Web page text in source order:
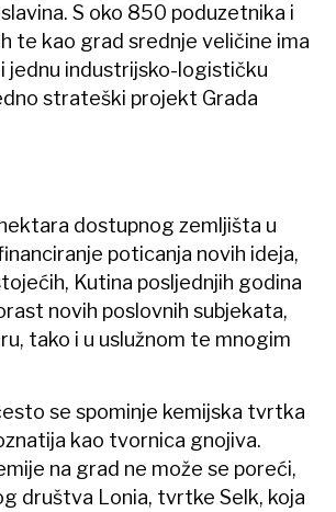
S oko 850 poduzetnika i
te kao grad srednje veličine ima
jednu industrijsko-logističku
strateški projekt Grada
dostupnog zemljišta u
poticanja novih ideja,
Kutina posljednjih godina
novih poslovnih subjekata,
tako i u uslužnom te mnogim
se spominje kemijska tvrtka
kao tvornica gnojiva.
na grad ne može se poreći,
društva Lonia, tvrtke Selk, koja